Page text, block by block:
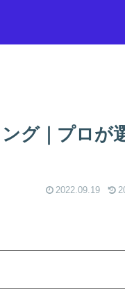
グ｜プロが
2022.09.19